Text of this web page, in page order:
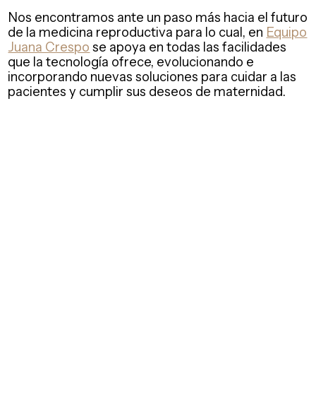
Nos encontramos ante un paso más hacia el futuro
de la medicina reproductiva para lo cual, en Equipo
Juana Crespo se apoya en todas las facilidades
que la tecnología ofrece, evolucionando e
incorporando nuevas soluciones para cuidar a las
pacientes y cumplir sus deseos de maternidad.